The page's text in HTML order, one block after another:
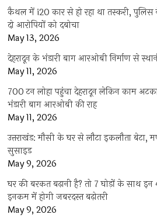
कैथल में i20 कार से हो रहा था तस्करी, पुलिस
दो आरोपियों को दबोचा
May 13, 2026
देहरादून के भंडारी बाग आरओबी निर्माण से
May 11, 2026
700 टन लोहा पहुंचा देहरादून लेकिन काम
भंडारी बाग आरओबी की राह
May 11, 2026
उत्तराखंड: मौसी के घर से लौटा इकलौता
सुसाइड
May 9, 2026
घर की बरकत बढ़ानी है? तो 7 घोड़ों के साथ इन
इनकम में होगी जबरदस्त बढ़ोतरी
May 9, 2026